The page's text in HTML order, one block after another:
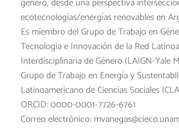
ecotecnologías/energías renovables en
Es miembro del Grupo de Trabajo en
Tecnología e Innovación de la Red
Interdisciplinaria de Género (LAIGN-Yale
Grupo de Trabajo en Energía y
Latinoamericano de Ciencias Sociales
ORCID: 0000-0001-7726-6761
Correo electrónico: